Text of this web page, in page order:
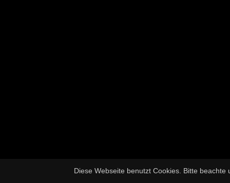
Diese Webseite benutzt Cookies. Bitte beachte